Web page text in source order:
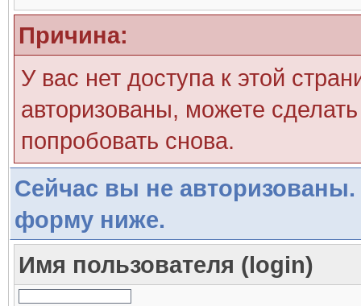
Причина:
У вас нет доступа к этой
авторизованы, можете
попробовать снова.
Сейчас вы не авторизованы.
форму ниже.
Имя пользователя (login)